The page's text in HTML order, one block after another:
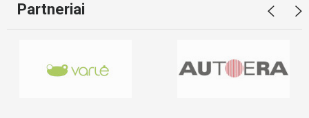
Partneriai